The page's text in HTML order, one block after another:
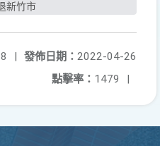
新竹市
發佈日期： 2022-04-26
|
點擊率： 1479 |